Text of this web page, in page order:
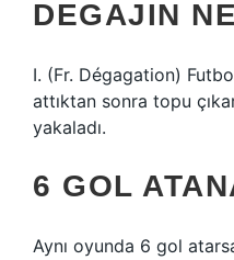
DEGAJIN
I. (Fr. Dégagation)
attıktan sonra topu
yakaladı.
6 GOL
Aynı oyunda 6 gol